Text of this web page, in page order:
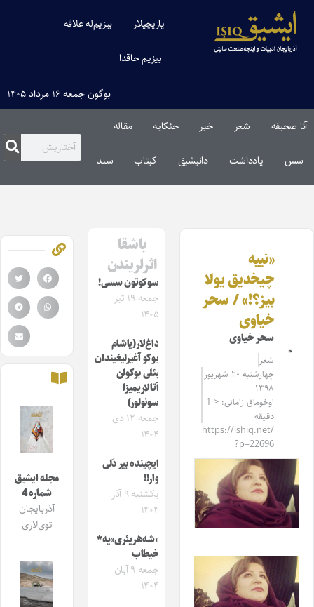
یازیچیلار بیزیم‌له علاقه
بیزیم حاقدا
بوگون جمعه ۱۶ مرداد ۱۴۰۵
آنا صحیفه شعر خبر حئکایه مقاله‌
سس یادداشت دانیشیق کیتاب سند
«نییه
چیخدیق یولا
بیز؟!» / سحر
خیاوی
سحر خیاوی
شعر
چهارشنبه ۲۰ شهریور
۱۳۹۸
اوخوماق زامانی: < 1
دقیقه
https://ishiq.net/
?p=22696
باشقا
اثرلریندن
سوکوتون سسی!
جمعه ۱۹ تیر
۱۴۰۵
داغ‌لار(یاشام
یوکو آغیرلیغیندان
بئلی بوکولن
آتالاریمیزا
سونولور)
جمعه ۱۲ دی
۱۴۰۴
ایچینده بیر دَلی
وار!!
یکشنبه ۹ آذر
۱۴۰۴
«شه‌هر‌یئری»‌یه*
خیطاب
جمعه ۹ آبان
۱۴۰۴
مجله ایشیق
شماره 4
آذربایجان
توی‌لاری